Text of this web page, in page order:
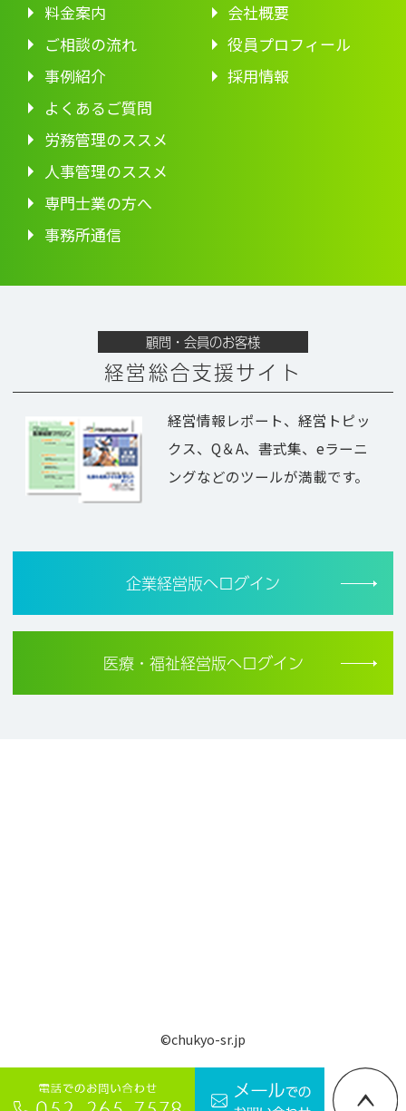
料金案内
ご相談の流れ
事例紹介
よくあるご質問
労務管理のススメ
人事管理のススメ
専門士業の方へ
事務所通信
会社概要
役員プロフィール
採用情報
顧問・会員のお客様
経営総合支援サイト
経営情報レポート、経営トピッ
クス、Q＆A、書式集、eラーニ
ングなどのツールが満載です。
企業経営版へログイン
医療・福祉経営版へログイン
©chukyo-sr.jp